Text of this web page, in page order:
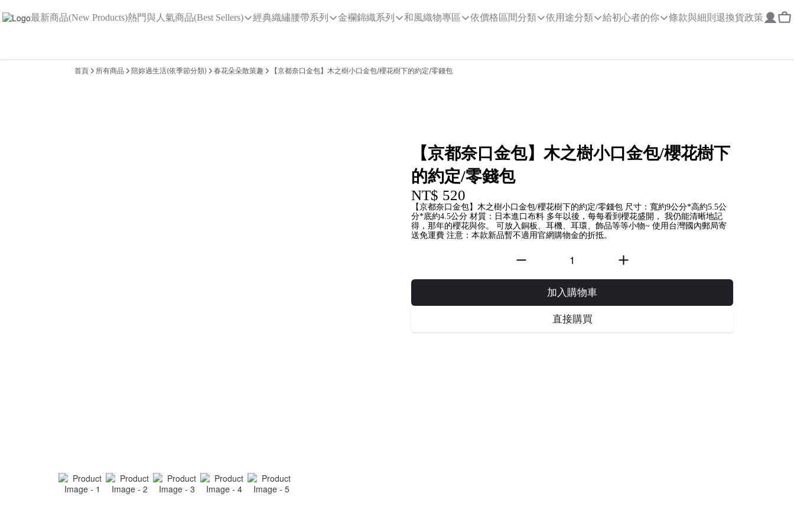
最新商品(New Products)熱門與人氣商品(Best Sellers) 經典織繡腰帶系列 金襴錦織系列 和風織物專區 依價格區間分類 依用途分類 給初心者的你 條款與細則 退換貨政策
首頁 所有商品 陪妳過生活(依季節分類) 春花朵朵散策趣 【京都奈口金包】木之樹小口金包/櫻花樹下的約定/零錢包
【京都奈口金包】木之樹小口金包/櫻花樹下
的約定/零錢包
NT$ 520
【京都奈口金包】木之樹小口金包/櫻花樹下的約定/零錢包 尺寸：寬約9公分*高約5.5公
分*底約4.5公分 材質：日本進口布料 多年以後，每每看到櫻花盛開， 我仍能清晰地記
得，那年的櫻花與你。 可放入銅板、耳機、耳環、飾品等等小物~ 使用台灣國內郵局寄
送免運費 注意：本款新品暫不適用官網購物金的折抵。
加入購物車
直接購買